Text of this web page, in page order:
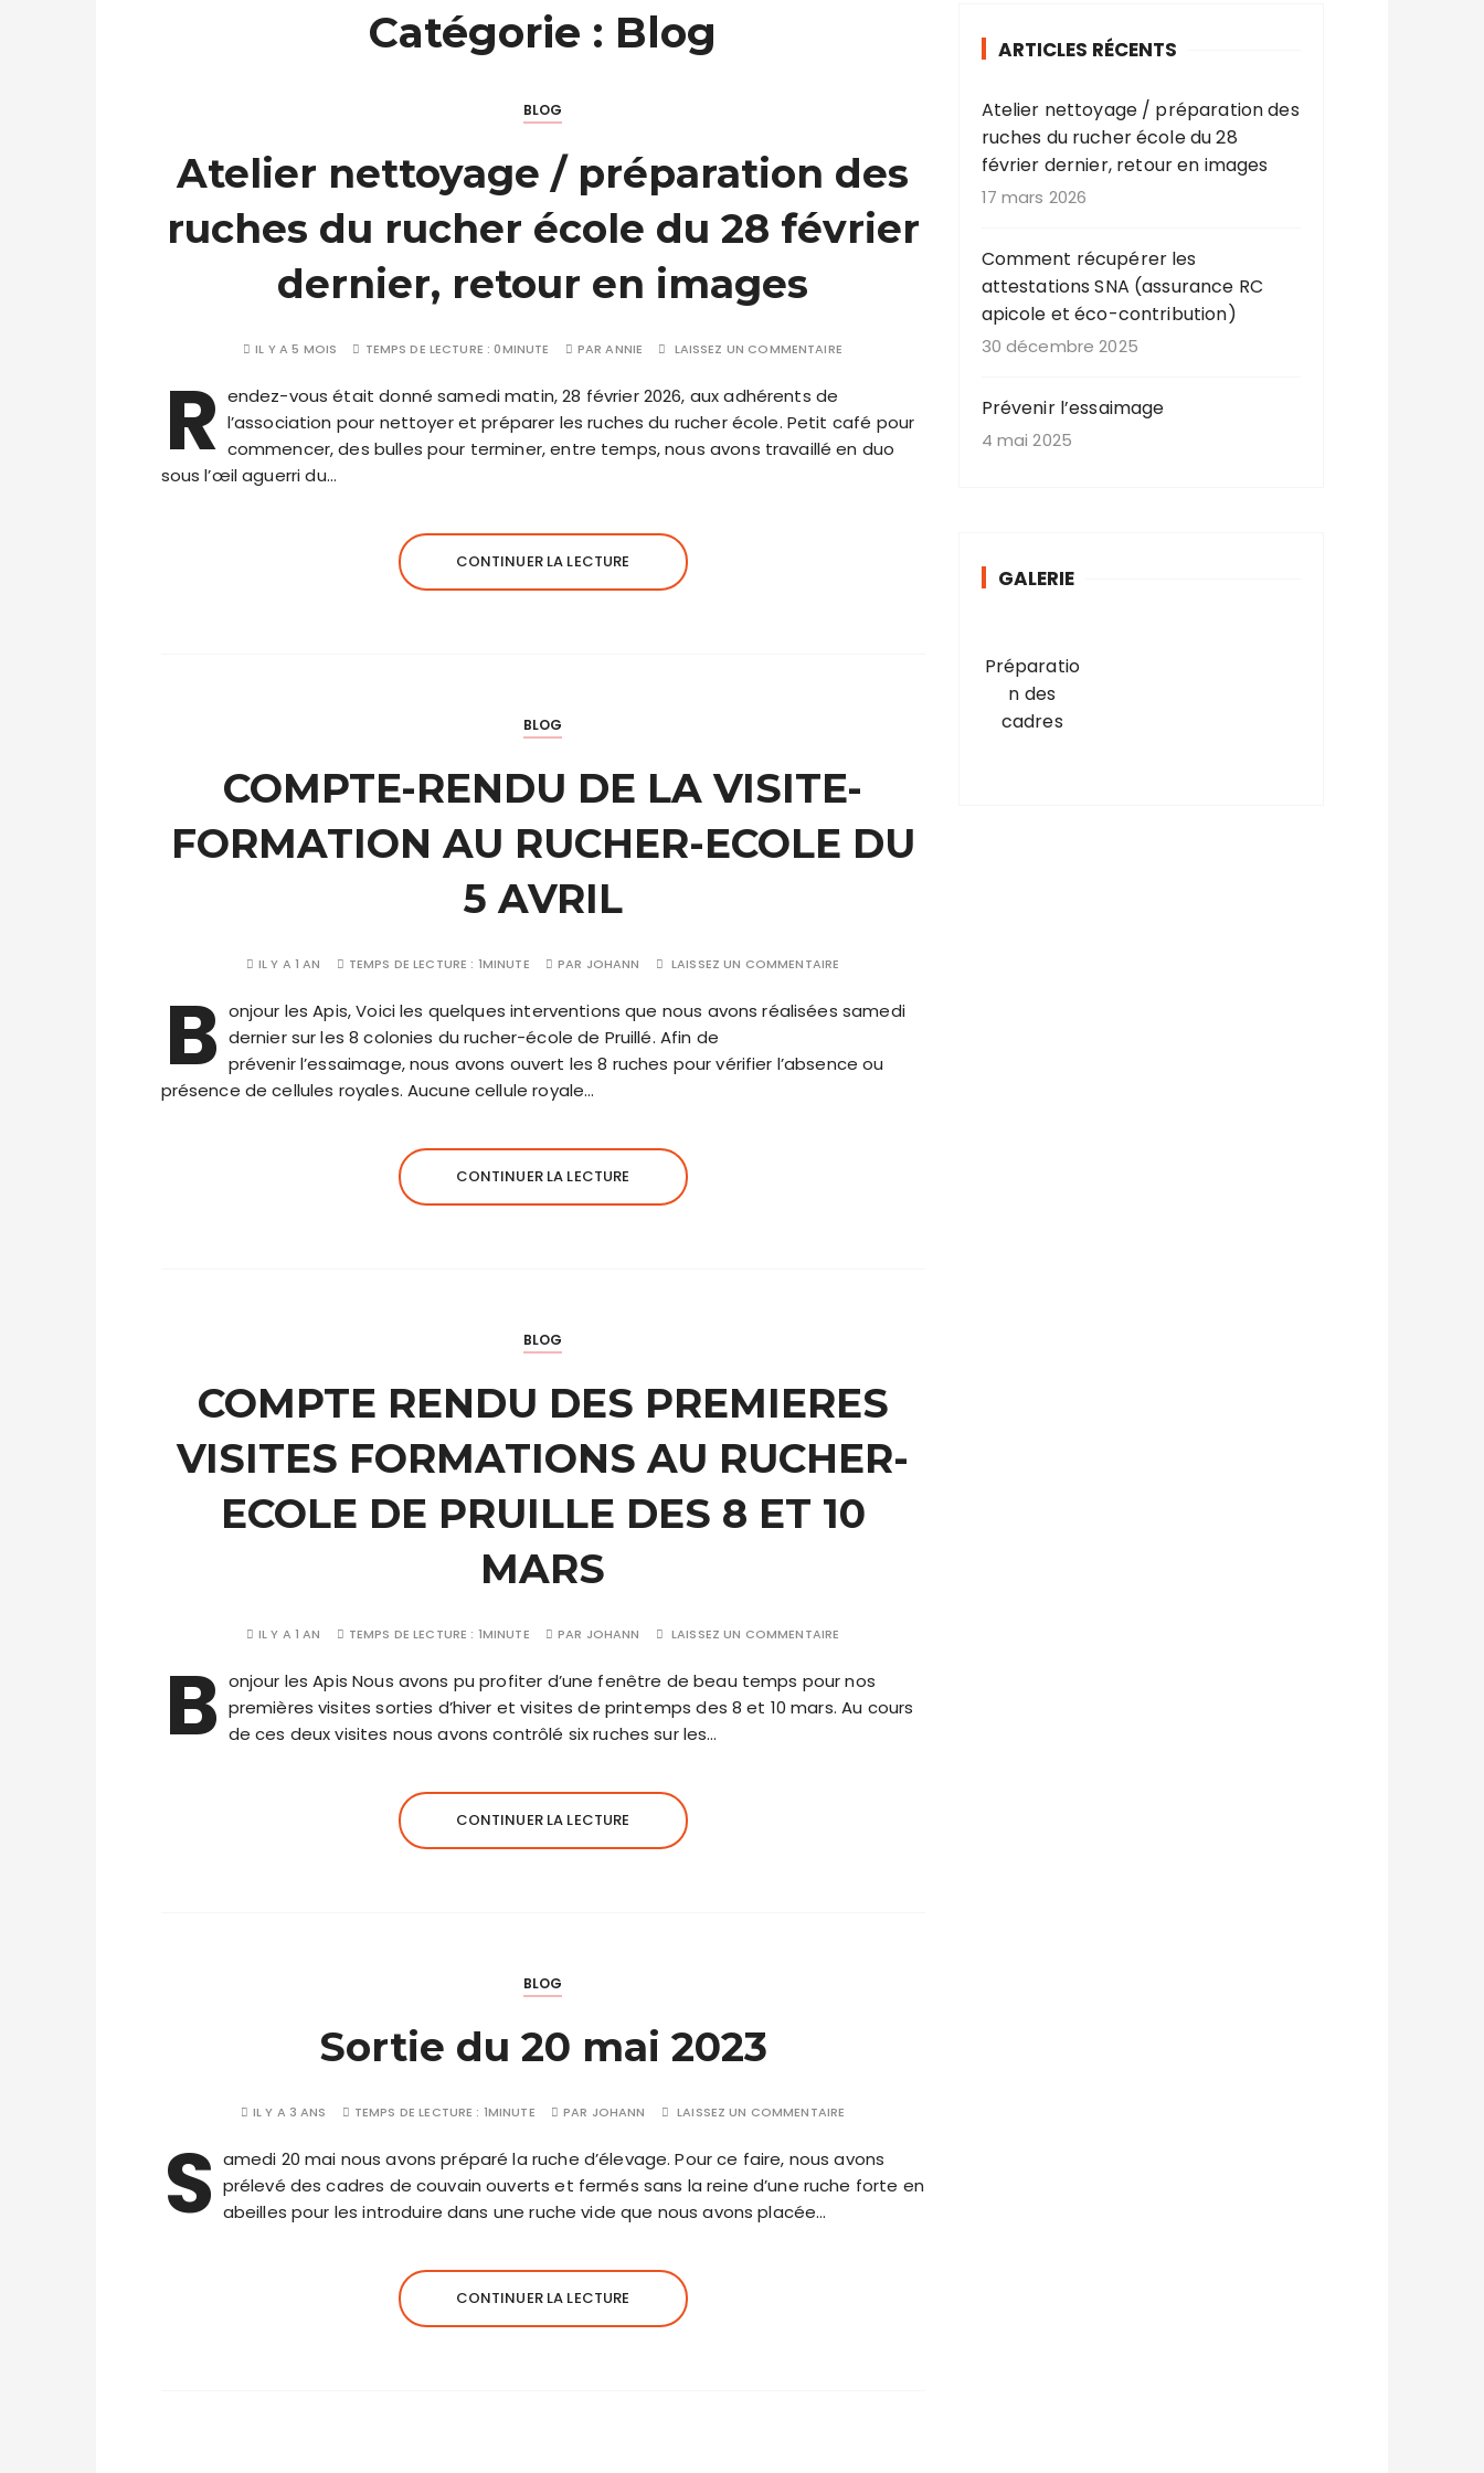
Catégorie : Blog
BLOG
Atelier nettoyage / préparation des
ruches du rucher école du 28 février
dernier, retour en images
IL Y A 5 MOIS TEMPS DE LECTURE : 0MINUTE PARANNIE LAISSEZ UN COMMENTAIRE
R endez-vous était donné samedi matin, 28 février 2026, aux adhérents de
l’association pour nettoyer et préparer les ruches du rucher école. Petit café pour
commencer, des bulles pour terminer, entre temps, nous avons travaillé en duo
sous l’œil aguerri du…
CONTINUER LA LECTURE
BLOG
COMPTE-RENDU DE LA VISITE-
FORMATION AU RUCHER-ECOLE DU
5 AVRIL
IL Y A 1 AN TEMPS DE LECTURE : 1MINUTE PAR JOHANN LAISSEZ UN COMMENTAIRE
B onjour les Apis, Voici les quelques interventions que nous avons réalisées samedi
dernier sur les 8 colonies du rucher-école de Pruillé. Afin de
prévenir l’essaimage, nous avons ouvert les 8 ruches pour vérifier l’absence ou
présence de cellules royales. Aucune cellule royale…
CONTINUER LA LECTURE
BLOG
COMPTE RENDU DES PREMIERES
VISITES FORMATIONS AU RUCHER-
ECOLE DE PRUILLE DES 8 ET 10
MARS
IL Y A 1 AN TEMPS DE LECTURE : 1MINUTE PAR JOHANN LAISSEZ UN COMMENTAIRE
B onjour les Apis Nous avons pu profiter d’une fenêtre de beau temps pour nos
premières visites sorties d’hiver et visites de printemps des 8 et 10 mars. Au cours
de ces deux visites nous avons contrôlé six ruches sur les…
CONTINUER LA LECTURE
BLOG
Sortie du 20 mai 2023
IL Y A 3 ANS TEMPS DE LECTURE : 1MINUTE PAR JOHANN LAISSEZ UN COMMENTAIRE
S amedi 20 mai nous avons préparé la ruche d’élevage. Pour ce faire, nous avons
prélevé des cadres de couvain ouverts et fermés sans la reine d’une ruche forte en
abeilles pour les introduire dans une ruche vide que nous avons placée…
CONTINUER LA LECTURE
ARTICLES RÉCENTS
Atelier nettoyage / préparation des
ruches du rucher école du 28
février dernier, retour en images
17 mars 2026
Comment récupérer les
attestations SNA (assurance RC
apicole et éco-contribution)
30 décembre 2025
Prévenir l’essaimage
4 mai 2025
GALERIE
Préparatio
n des
cadres